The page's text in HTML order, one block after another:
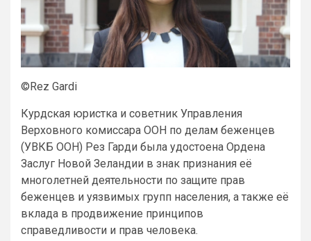
©Rez Gardi
Курдская юристка и советник Управления
Верховного комиссара ООН по делам беженцев
(УВКБ ООН) Рез Гарди была удостоена Ордена
Заслуг Новой Зеландии в знак признания её
многолетней деятельности по защите прав
беженцев и уязвимых групп населения, а также её
вклада в продвижение принципов
справедливости и прав человека.